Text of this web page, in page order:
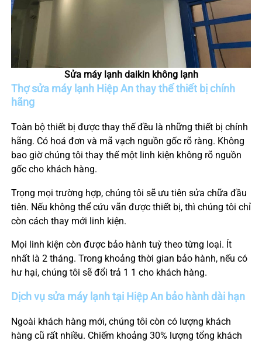
Sửa máy lạnh daikin không lạnh
Thợ sửa máy lạnh HiệpAn thay thế thiết bị chính
hãng
Toàn bộ thiết bị được thay thế đều là những thiết bị chính
hãng. Có hoá đơn và mã vạch nguồn gốc rõ ràng. Không
bao giờ chúng tôi thay thế một linh kiện không rõ nguồn
gốc cho khách hàng.
Trọng mọi trường hợp, chúng tôi sẽ ưu tiên sửa chữa đầu
tiên. Nếu không thể cứu vãn được thiết bị, thì chúng tôi chỉ
còn cách thay mới linh kiện.
Mọi linh kiện còn được bảo hành tuỳ theo từng loại. Ít
nhất là 2 tháng. Trong khoảng thời gian bảo hành, nếu có
hư hại, chúng tôi sẽ đổi trả 1 1 cho khách hàng.
Dịch vụ sửa máy lạnh tại HiệpAn bảo hành dài hạn
Ngoài khách hàng mới, chúng tôi còn có lượng khách
hàng cũ rất nhiều. Chiếm khoảng 30% lượng tổng khách